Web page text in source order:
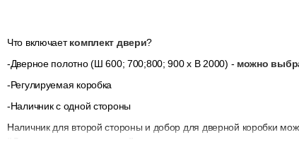
Что включаеткомплект двери?
-Дверное полотно (Ш 600; 700;800; 900x В 2000) - можно
-Регулируемая коробка
-Наличник с одной стороны
Наличник для второй стороны и добор для дверной коробки